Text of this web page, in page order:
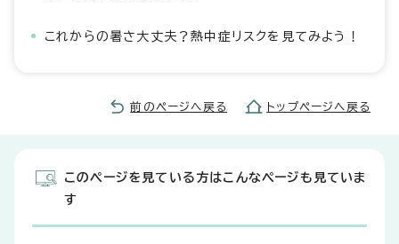
これからの暑さ大丈夫？熱中症リスクを見てみよう！
前のページへ戻る トップページへ戻る
このページを見ている方はこんなページも見ていま
す